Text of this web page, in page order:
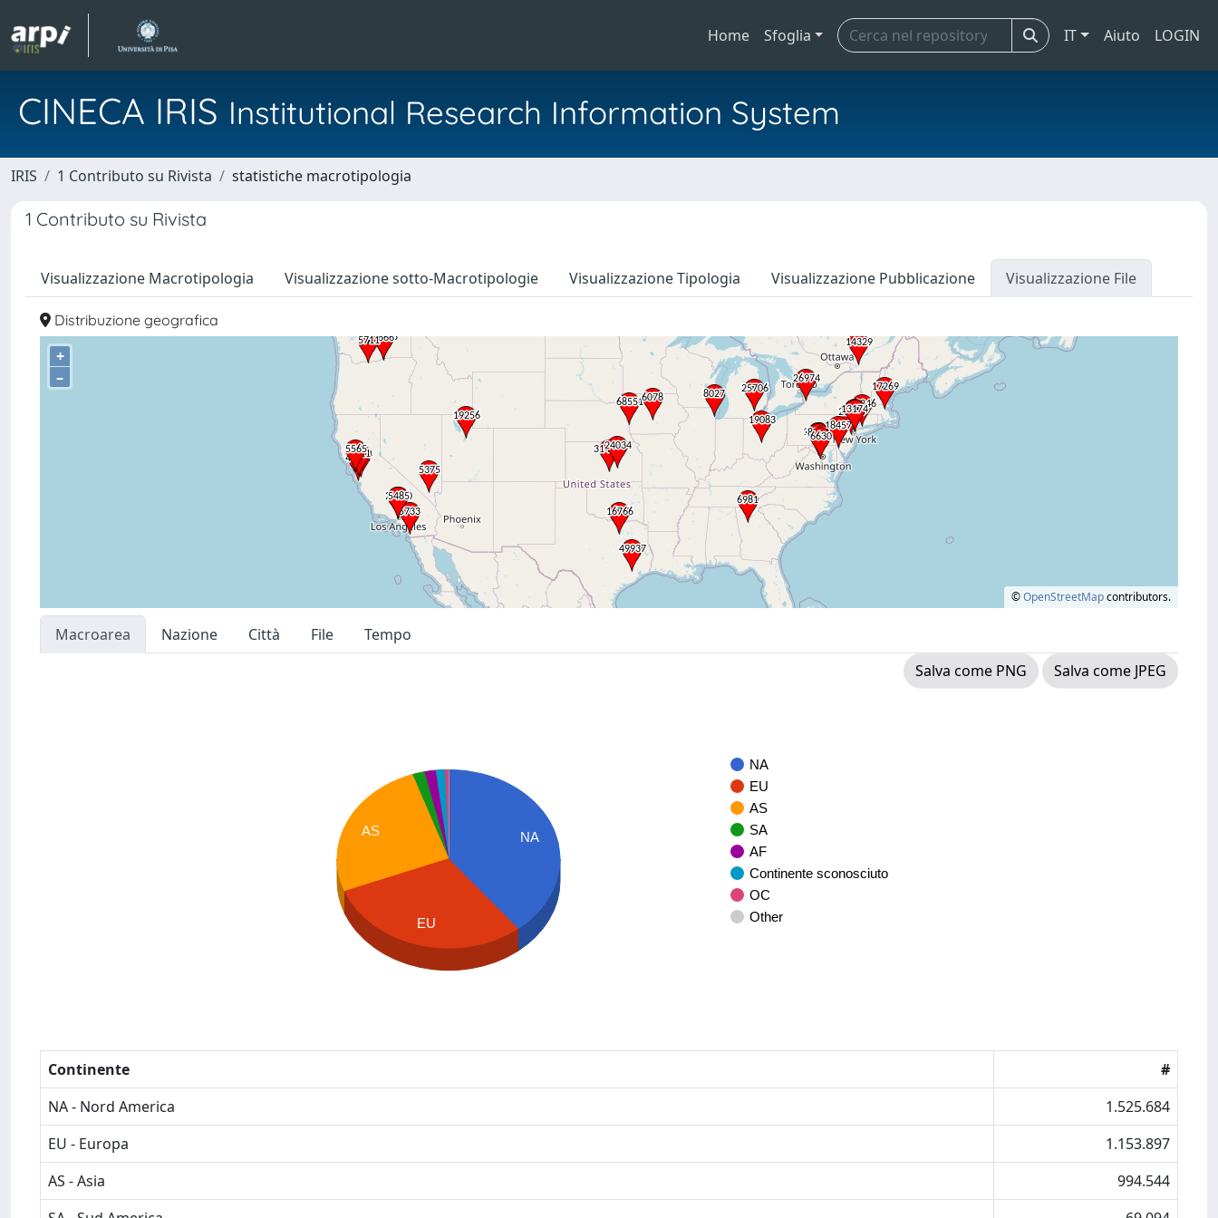
Home Sfoglia IT Aiuto LOGIN
CINECA IRIS Institutional Research Information System
IRIS 1 Contributo su Rivista statistiche macrotipologia
1 Contributo su Rivista
Visualizzazione Macrotipologia Visualizzazione sotto-Macrotipologie Visualizzazione Tipologia Visualizzazione Pubblicazione Visualizzazione File
Distribuzione geografica
+
–
©OpenStreetMapcontributors.
Macroarea Nazione Città File
Tempo
Salva come PNG
Salva come JPEG
NA
EU
AS
SA
AF
Continente sconosciuto
OC
Other
NA
AS
EU
Continente
#
NA - Nord America
1.525.684
EU - Europa
1.153.897
AS - Asia
994.544